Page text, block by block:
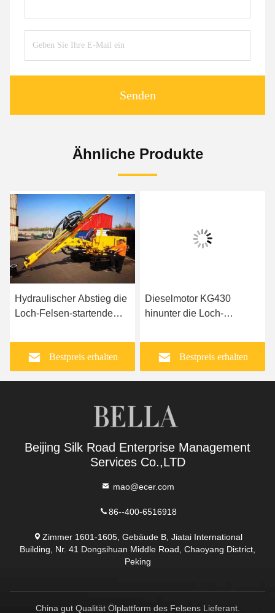
Senden
Ähnliche Produkte
Hydraulischer Abstieg die
Loch-Felsen-startende
Bestpreis erhalten
Dieselmotor KG430
hinunter die Loch-
Bestpreis erhalten
Beijing Silk Road Enterprise Management
Services Co.,LTD
mao@ecer.com
86--400-6516918
Zimmer 1601-1605, Gebäude B, Jiatai International
Building, Nr. 41 Dongsihuan Middle Road, Chaoyang District,
Peking
China gut Qualität Ölplattform des Felsens Lieferant.